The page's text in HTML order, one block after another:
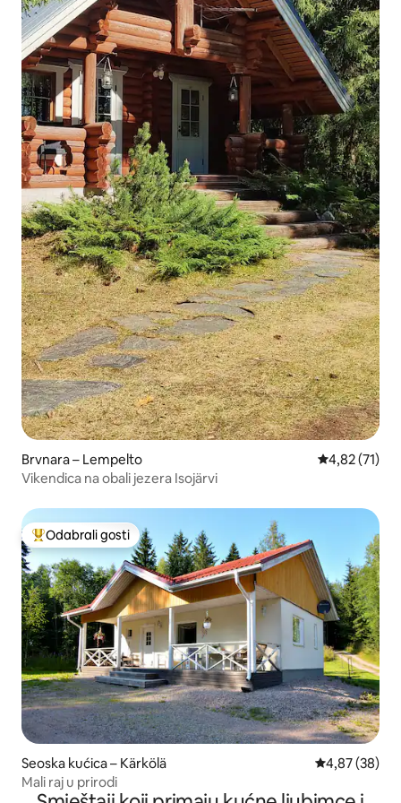
Brvnara – Lempelto Prosječna
4,82 (71)
Vikendica na obali jezera Isojärvi
Među najviše rangiranima s oznakom „Odabrali gosti”
Odabrali gosti
Seoska kućica – Kärkölä Prosječna
4,87 (38)
Mali raj u prirodi